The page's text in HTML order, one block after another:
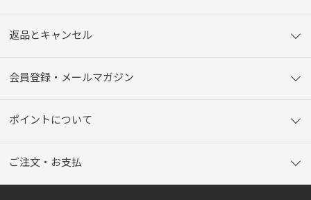
返品とキャンセル
会員登録・メールマガジン
ポイントについて
ご注文・お支払